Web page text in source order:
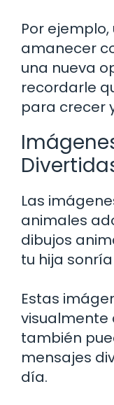
Por
amanecer
una nueva
recordarle
para crecer
Las
animales
dibujos
tu hija
Estas
visualmente
también
mensajes
día.